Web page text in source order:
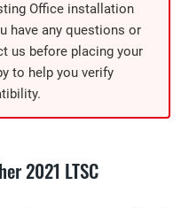
Office installation
have any questions or
us before placing your
to help you verify
2021 LTSC